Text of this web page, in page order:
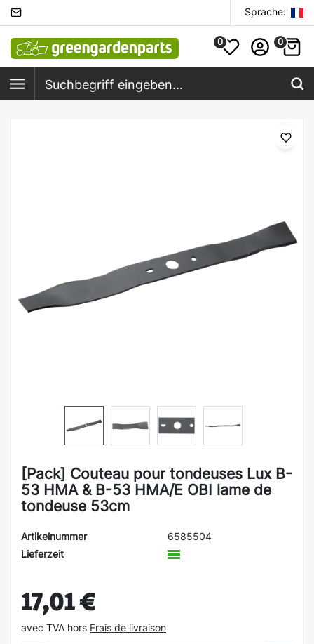
Sprache:
0 0
[Pack] Couteau pour tondeuses Lux B-
53 HMA & B-53 HMA/E OBI lame de
tondeuse 53cm
Artikelnummer
6585504
Lieferzeit
17,01 €
avec TVA hors Frais de livraison